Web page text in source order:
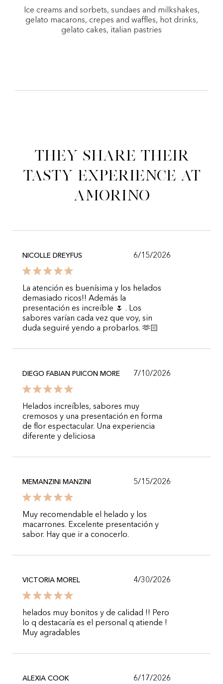
Ice creams and sorbets, sundaes and milkshakes,
gelato macarons, crepes and waffles, hot drinks,
gelato cakes, italian pastries
They share their
tasty experience at
Amorino
NICOLLE DREYFUS 6/15/2026
La atención es buenísima y los helados
demasiado ricos!! Además la
presentación es increíble 🌷 . Los
sabores varían cada vez que voy, sin
duda seguiré yendo a probarlos. 🫶🏻
DIEGO FABIAN PUICON MORE 7/10/2026
Helados increíbles, sabores muy
cremosos y una presentación en forma
de flor espectacular. Una experiencia
diferente y deliciosa
MEMANZINI MANZINI 5/15/2026
Muy recomendable el helado y los
macarrones. Excelente presentación y
sabor. Hay que ir a conocerlo.
VICTORIA MOREL 4/30/2026
helados muy bonitos y de calidad !! Pero
lo q destacaría es el personal q atiende !
Muy agradables
ALEXIA COOK 6/17/2026